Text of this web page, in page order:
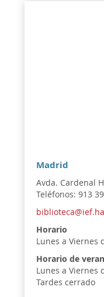
Madrid
Avda. Cardenal
Teléfonos: 913
Horario
Lunes a Viernes
Horario de
Lunes a Viernes
Tardes cerrado